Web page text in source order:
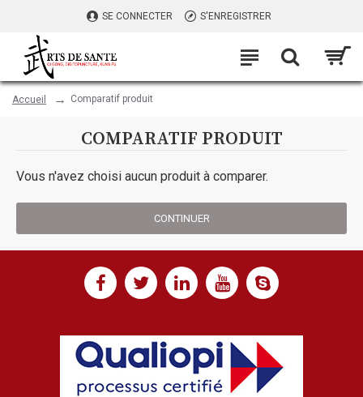
SE CONNECTER S'ENREGISTRER
Accueil Comparatif produit
COMPARATIF PRODUIT
Vous n'avez choisi aucun produit à comparer.
CONTINUER